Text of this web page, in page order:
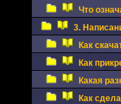
Что
3.
Как
Как
Какая
Как